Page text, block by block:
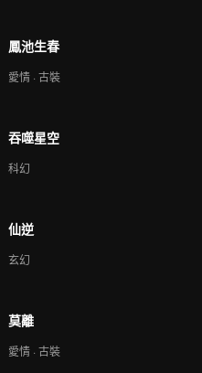
鳳池生春
愛情 · 古裝
吞噬星空
科幻
仙逆
玄幻
莫離
愛情 · 古裝